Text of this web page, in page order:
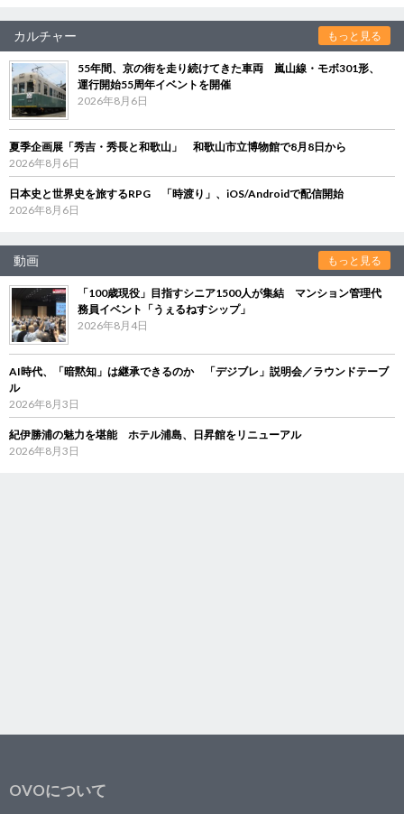
カルチャー もっと見る
55年間、京の街を走り続けてきた車両 嵐山線・モボ301形、
運行開始55周年イベントを開催
2026年8月6日
夏季企画展「秀吉・秀長と和歌山」 和歌山市立博物館で8月8日から
2026年8月6日
日本史と世界史を旅するRPG 「時渡り」、iOS/Androidで配信開始
2026年8月6日
動画 もっと見る
「100歳現役」目指すシニア1500人が集結 マンション管理代
務員イベント「うぇるねすシップ」
2026年8月4日
AI時代、「暗黙知」は継承できるのか 「デジブレ」説明会／ラウンドテーブ
ル
2026年8月3日
紀伊勝浦の魅力を堪能 ホテル浦島、日昇館をリニューアル
2026年8月3日
OVOについて